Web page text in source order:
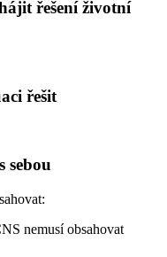
řešení životní
řešit
sebou
nemusí obsahovat